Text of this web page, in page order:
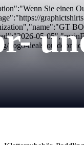
Sie einen
05-
deals-outdoor-